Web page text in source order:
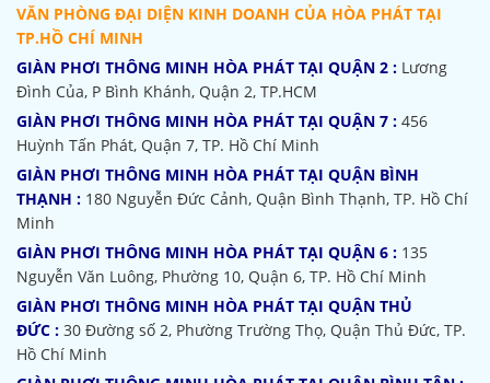
VĂN PHÒNG ĐẠI DIỆN KINH DOANH CỦA HÒA PHÁT TẠI
TP.HỒ CHÍ MINH
GIÀN PHƠI THÔNG MINH HÒA PHÁT TẠI QUẬN 2 : Lương
Đình Của, P Bình Khánh, Quận 2, TP.HCM
GIÀN PHƠI THÔNG MINH HÒA PHÁT TẠI QUẬN 7 : 456
Huỳnh Tấn Phát, Quận 7, TP. Hồ Chí Minh
GIÀN PHƠI THÔNG MINH HÒA PHÁT TẠI QUẬN BÌNH
THẠNH : 180 Nguyễn Đức Cảnh, Quận Bình Thạnh, TP. Hồ Chí
Minh
GIÀN PHƠI THÔNG MINH HÒA PHÁT TẠI QUẬN 6 : 135
Nguyễn Văn Luông, Phường 10, Quận 6, TP. Hồ Chí Minh
GIÀN PHƠI THÔNG MINH HÒA PHÁT TẠI QUẬN THỦ
ĐỨC : 30 Đường số 2, Phường Trường Thọ, Quận Thủ Đức, TP.
Hồ Chí Minh